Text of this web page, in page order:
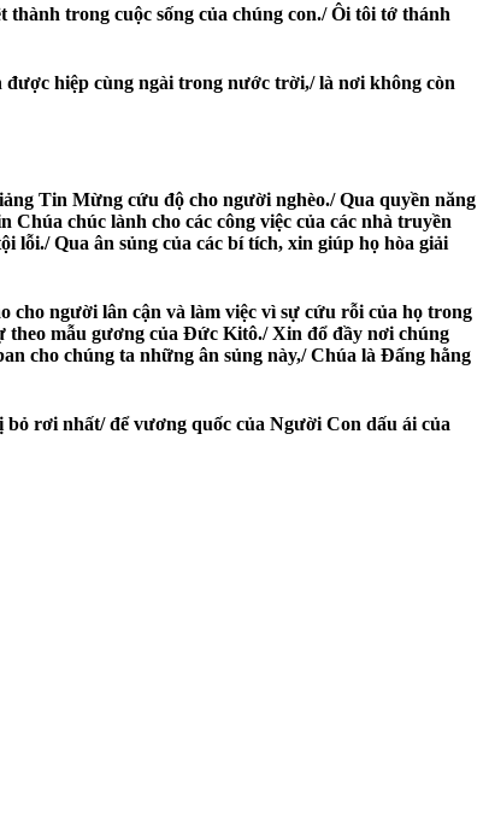
trong cuộc sống của chúng con./ Ôi tôi tớ thánh
hiệp cùng ngài trong nước trời,/ là nơi không còn
Tin Mừng cứu độ cho người nghèo./ Qua quyền năng
chúc lành cho các công việc của các nhà truyền
lỗi./ Qua ân sủng của các bí tích, xin giúp họ hòa giải
người lân cận và làm việc vì sự cứu rỗi của họ trong
theo mẫu gương của Đức Kitô./ Xin đổ đầy nơi chúng
cho chúng ta những ân sủng này,/ Chúa là Đấng hằng
rơi nhất/ để vương quốc của Người Con dấu ái của